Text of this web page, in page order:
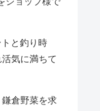
トと釣り時
気に満ちて
鎌倉野菜を求